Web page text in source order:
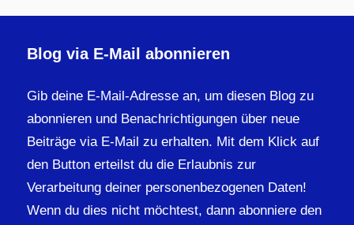
Blog via E-Mail abonnieren
Gib deine E-Mail-Adresse an, um diesen Blog zu
abonnieren und Benachrichtigungen über neue
Beiträge via E-Mail zu erhalten. Mit dem Klick auf
den Button erteilst du die Erlaubnis zur
Verarbeitung deiner personenbezogenen Daten!
Wenn du dies nicht möchtest, dann abonniere den